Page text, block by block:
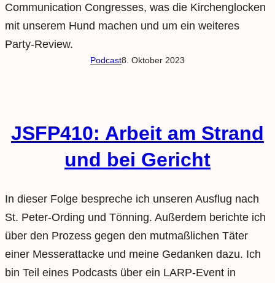
Communication Congresses, was die Kirchenglocken
mit unserem Hund machen und um ein weiteres
Party-Review.
Podcast8. Oktober 2023
JSFP410: Arbeit am Strand
und bei Gericht
In dieser Folge bespreche ich unseren Ausflug nach
St. Peter-Ording und Tönning. Außerdem berichte ich
über den Prozess gegen den mutmaßlichen Täter
einer Messerattacke und meine Gedanken dazu. Ich
bin Teil eines Podcasts über ein LARP-Event in